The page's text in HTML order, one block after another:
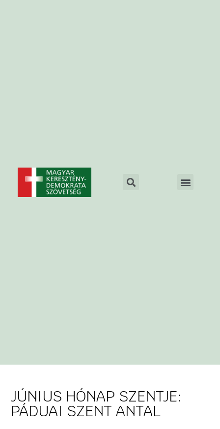
JÚNIUS HÓNAP SZENTJE:
PÁDUAI SZENT ANTAL